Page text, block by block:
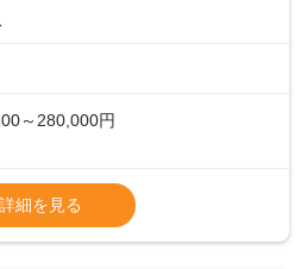
ートしています。配膳ロボット
ました！また、配膳ロボットに
ォーメーション）の取り組みを進
働き方を提供し、ライフステージ
や働きやすい環境を整えていま
～280,000円
額支給
じて応相談①ナショナル社員：月
円～②エリア社員 ：月給
詳細を見る